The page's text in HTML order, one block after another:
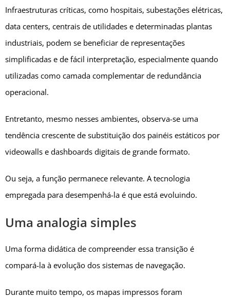
Infraestruturas críticas, como hospitais, subestações elétricas,
data centers, centrais de utilidades e determinadas plantas
industriais, podem se beneficiar de representações
simplificadas e de fácil interpretação, especialmente quando
utilizadas como camada complementar de redundância
operacional.
Entretanto, mesmo nesses ambientes, observa-se uma
tendência crescente de substituição dos painéis estáticos por
videowalls e dashboards digitais de grande formato.
Ou seja, a função permanece relevante. A tecnologia
empregada para desempenhá-la é que está evoluindo.
Uma analogia simples
Uma forma didática de compreender essa transição é
compará-la à evolução dos sistemas de navegação.
Durante muito tempo, os mapas impressos foram